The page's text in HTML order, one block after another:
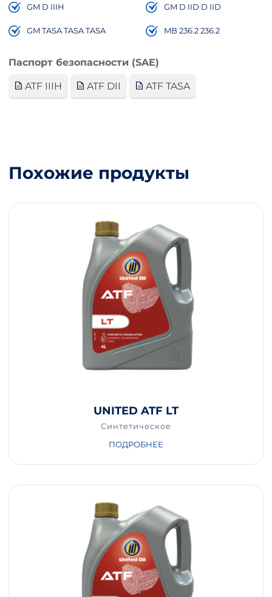
GM D IIIH GM D IID D IID
GM TASA TASA TASA MB 236.2 236.2
Паспорт безопасности (SAE)
ATF IIIH ATF DII ATF TASA
Похожие продукты
UNITED ATF LT
Синтетическое
ПОДРОБНЕЕ